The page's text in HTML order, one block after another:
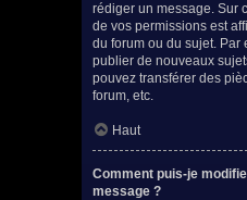
rédiger un message. Sur
de vos permissions est
du forum ou du sujet. Par
publier de nouveaux
pouvez transférer des
forum, etc.
Haut
Comment puis-je
message ?